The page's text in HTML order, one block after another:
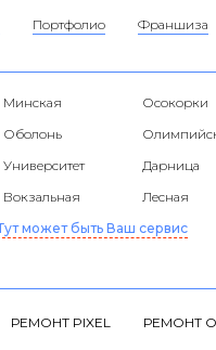
Портфолио Франшиза
Минская
Осокорки
Оболонь
Университет
Дарница
Вокзальная
Лесная
может быть Ваш сервис
РЕМОНТ PIXEL РЕМОНТ